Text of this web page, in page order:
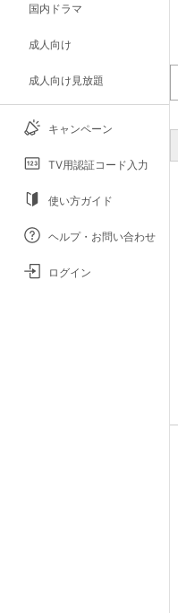
国内ドラマ
成人向け
成人向け見放題
キャンペーン
TV用認証コード入力
使い方ガイド
ヘルプ・お問い合わせ
ログイン